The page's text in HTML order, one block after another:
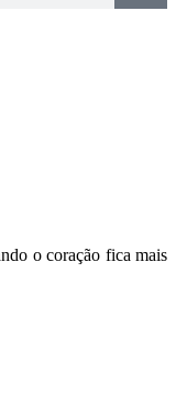
o coração fica mais